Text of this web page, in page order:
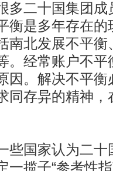
多二十国集团成
衡是多年存在的
南北发展不平衡
。经常账户不平
因。解决不平衡
同存异的精神，
国家认为二十
一揽子“参考性